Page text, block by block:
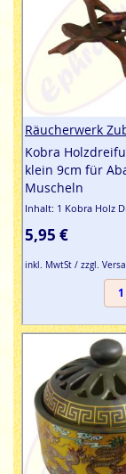
Räucherwerk
Kobra
klein 9cm für
Muscheln
Inhalt: 1 Kobra Holz
5,95 €
inkl. MwtSt / zzgl.